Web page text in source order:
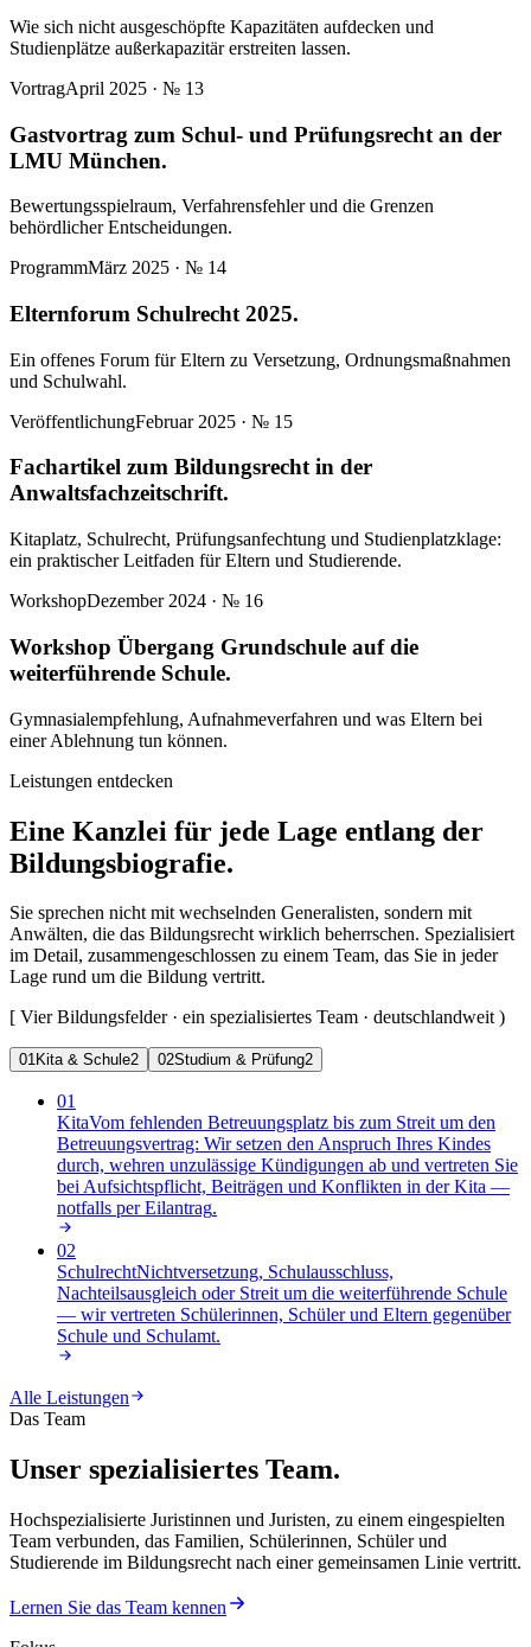
Wie sich nicht ausgeschöpfte Kapazitäten aufdecken und
Studienplätze außerkapazitär erstreiten lassen.
VortragApril 2025 · № 13
Gastvortrag zum Schul- und Prüfungsrecht an der
LMU München.
Bewertungsspielraum, Verfahrensfehler und die Grenzen
behördlicher Entscheidungen.
ProgrammMärz 2025 · № 14
Elternforum Schulrecht 2025.
Ein offenes Forum für Eltern zu Versetzung, Ordnungsmaßnahmen
und Schulwahl.
VeröffentlichungFebruar 2025 · № 15
Fachartikel zum Bildungsrecht in der
Anwaltsfachzeitschrift.
Kitaplatz, Schulrecht, Prüfungsanfechtung und Studienplatzklage:
ein praktischer Leitfaden für Eltern und Studierende.
WorkshopDezember 2024 · № 16
Workshop Übergang Grundschule auf die
weiterführende Schule.
Gymnasialempfehlung, Aufnahmeverfahren und was Eltern bei
einer Ablehnung tun können.
Leistungen entdecken
Eine Kanzlei für jede Lage entlang der
Bildungsbiografie.
Sie sprechen nicht mit wechselnden Generalisten, sondern mit
Anwälten, die das Bildungsrecht wirklich beherrschen. Spezialisiert
im Detail, zusammengeschlossen zu einem Team, das Sie in jeder
Lage rund um die Bildung vertritt.
[ Vier Bildungsfelder · ein spezialisiertes Team · deutschlandweit)
01Kita & Schule2 02Studium & Prüfung2
01
KitaVom fehlenden Betreuungsplatz bis zum Streit um den
Betreuungsvertrag: Wir setzen den Anspruch Ihres Kindes
durch, wehren unzulässige Kündigungen ab und vertreten Sie
bei Aufsichtspflicht, Beiträgen und Konflikten in der Kita —
notfalls per Eilantrag.
02
SchulrechtNichtversetzung, Schulausschluss,
Nachteilsausgleich oder Streit um die weiterführende Schule
— wir vertreten Schülerinnen, Schüler und Eltern gegenüber
Schule und Schulamt.
Alle Leistungen
Das Team
Unser spezialisiertes Team.
Hochspezialisierte Juristinnen und Juristen, zu einem eingespielten
Team verbunden, das Familien, Schülerinnen, Schüler und
Studierende im Bildungsrecht nach einer gemeinsamen Linie vertritt.
Lernen Sie das Team kennen